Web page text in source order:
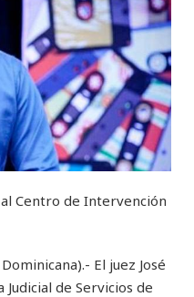
Centro de Intervención
El juez José
de Servicios de